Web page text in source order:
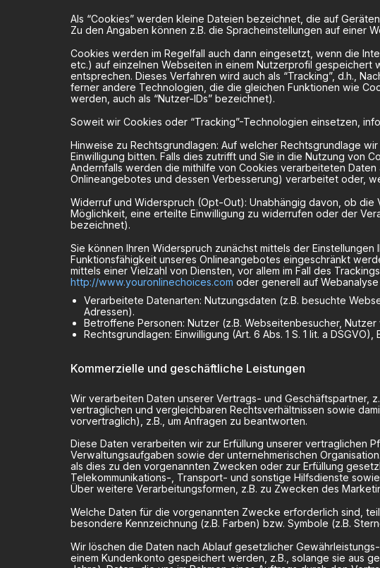
Als “Cookies” werden kleine Dateien bezeichnet, die auf
Zu den Angaben können z.B. die Spracheinstellungen auf einer
Cookies werden im Regelfall auch dann eingesetzt, wenn die
etc.) auf einzelnen Webseiten in einem Nutzerprofil gespeichert
entsprechen. Dieses Verfahren wird auch als “Tracking”, d.h.,
ferner andere Technologien, die die gleichen Funktionen wie
werden, auch als “Nutzer-IDs” bezeichnet).
Soweit wir Cookies oder “Tracking”-Technologien einsetzen,
Hinweise zu Rechtsgrundlagen: Auf welcher Rechtsgrundlage
Einwilligung bitten. Falls dies zutrifft und Sie in die Nutzung von
Andernfalls werden die mithilfe von Cookies verarbeiteten
Onlineangebotes und dessen Verbesserung) verarbeitet oder,
Widerruf und Widerspruch (Opt-Out): Unabhängig davon, ob
Möglichkeit, eine erteilte Einwilligung zu widerrufen oder der
bezeichnet).
Sie können Ihren Widerspruch zunächst mittels der
Funktionsfähigkeit unseres Onlineangebotes eingeschränkt
mittels einer Vielzahl von Diensten, vor allem im Fall des
http://www.youronlinechoices.com oder generell auf
Verarbeitete Datenarten: Nutzungsdaten (z.B. besuchte
Adressen).
Betroffene Personen: Nutzer (z.B. Webseitenbesucher,
Rechtsgrundlagen: Einwilligung (Art. 6 Abs. 1 S. 1 lit. a
Kommerzielle und geschäftliche Leistungen
Wir verarbeiten Daten unserer Vertrags- und Geschäftspartner,
vertraglichen und vergleichbaren Rechtsverhältnissen sowie
vorvertraglich), z.B., um Anfragen zu beantworten.
Diese Daten verarbeiten wir zur Erfüllung unserer vertraglichen
Verwaltungsaufgaben sowie der unternehmerischen
als dies zu den vorgenannten Zwecken oder zur Erfüllung
Telekommunikations-, Transport- und sonstige Hilfsdienste
Über weitere Verarbeitungsformen, z.B. zu Zwecken des
Welche Daten für die vorgenannten Zwecke erforderlich sind,
besondere Kennzeichnung (z.B. Farben) bzw. Symbole (z.B.
Wir löschen die Daten nach Ablauf gesetzlicher
einem Kundenkonto gespeichert werden, z.B., solange sie aus